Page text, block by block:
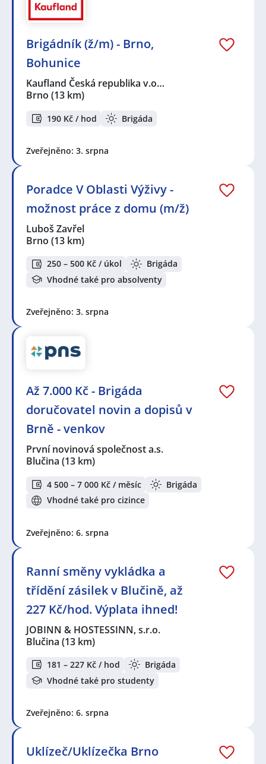
Brigádník (ž/m) - Brno,
Bohunice
Kaufland Česká republika v.o…
Brno (13 km)
190 Kč / hod Brigáda
Zveřejněno: 3. srpna
Poradce V Oblasti Výživy -
možnost práce z domu (m/ž)
Luboš Zavřel
Brno (13 km)
250 – 500 Kč / úkol
Brigáda
Vhodné také pro absolventy
Zveřejněno: 3. srpna
Až 7.000 Kč - Brigáda
doručovatel novin a dopisů v
Brně - venkov
První novinová společnost a.s.
Blučina (13 km)
4 500 – 7 000 Kč / měsíc
Brigáda
Vhodné také pro cizince
Zveřejněno: 6. srpna
Ranní směny vykládka a
třídění zásilek v Blučině, až
227 Kč/hod. Výplata ihned!
JOBINN & HOSTESSINN, s.r.o.
Blučina (13 km)
181 – 227 Kč / hod
Brigáda
Vhodné také pro studenty
Zveřejněno: 6. srpna
Uklízeč/Uklízečka Brno